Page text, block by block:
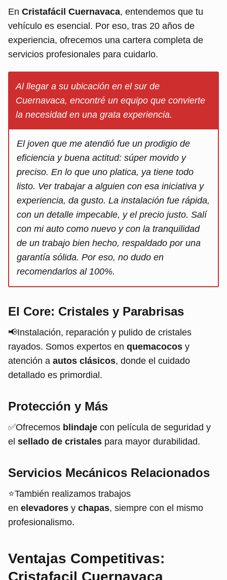
En Cristafácil Cuernavaca, entendemos que tu
vehículo es esencial. Por eso, tras 20 años de
experiencia, ofrecemos una cartera completa de
servicios profesionales para cuidarlo.
Al llegar a su ubicación en el sur de
Cuernavaca, encontré un equipo que convierte
la necesidad en una grata experiencia.
El joven que me atendió fue un prodigio de
eficiencia y buena actitud: súper movido y
preciso. En lo que uno platica, ya tiene todo
listo. Ver trabajar a alguien con esa iniciativa y
experiencia, da gusto. La instalación fue rápida,
con un detalle impecable, y el precio justo. Salí
con mi auto como nuevo y con la tranquilidad
de un trabajo bien hecho, respaldado por una
garantía sólida. Por eso, no dudo en
recomendarlos al 100%.
El Core: Cristales y Parabrisas
📢Instalación, reparación y pulido de cristales
rayados. Somos expertos en quemacocos y
atención a autos clásicos, donde el cuidado
detallado es primordial.
Protección y Más
✅Ofrecemos blindaje con película de seguridad y
el sellado de cristales para mayor durabilidad.
Servicios Mecánicos Relacionados
⭐También realizamos trabajos
en elevadores y chapas, siempre con el mismo
profesionalismo.
Ventajas Competitivas: